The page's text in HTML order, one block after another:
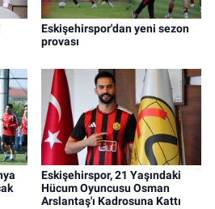
Eskişehirspor'dan yeni sezon
provası
Eskişehirspor, 21 Yaşındaki
Hücum Oyuncusu Osman
Arslantaş'ı Kadrosuna Kattı